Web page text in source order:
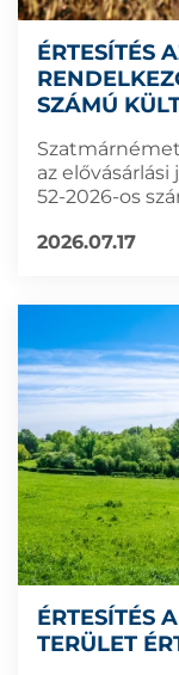
ÉRTESÍTÉS
SZÁMÚ
az
52-2026-os
2026.07.17
ÉRTESÍTÉS
TERÜLET